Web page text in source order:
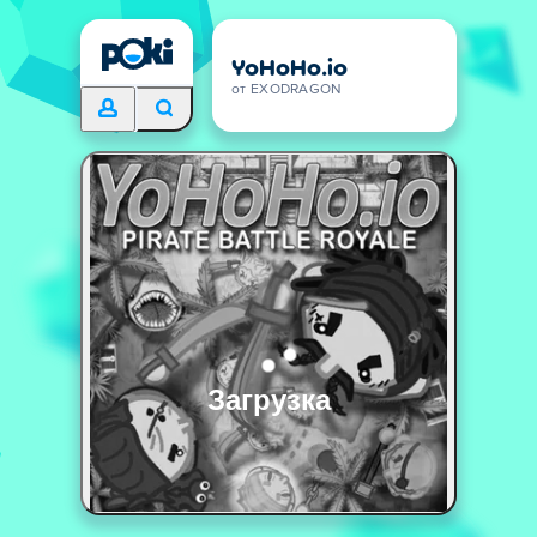
YoHoHo.io
от EXODRAGON
Загрузка